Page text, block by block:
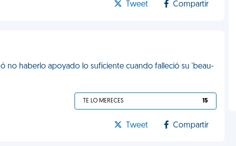
Tweet Compartir
no haberlo apoyado lo suficiente cuando falleció su 'beau-
TE LO MERECES 15
Tweet Compartir